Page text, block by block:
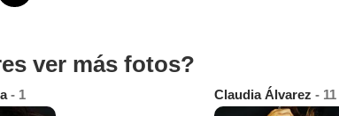
ver más fotos?
- 1 Claudia Álvarez - 11